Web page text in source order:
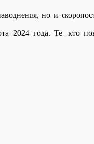
но и
2024 года. Те, кто